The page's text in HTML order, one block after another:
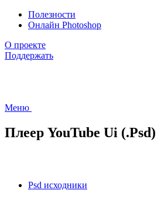
Полезности
Онлайн Photoshop
О проекте
Поддержать
Меню
Плеер YouTube Ui (.Psd)
Psd исходники